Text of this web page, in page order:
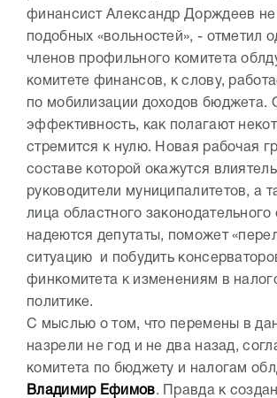
финансист Александр Дорждеев
подобных «вольностей», - отметил
членов профильного комитета
комитете финансов, к слову,
по мобилизации доходов бюджета.
эффективность, как полагают
стремится к нулю. Новая рабочая
составе которой окажутся
руководители муниципалитетов, а
лица областного законодательного
надеются депутаты, поможет
ситуацию и побудить
финкомитета к изменениям в
политике.
С мыслью о том, что перемены в
назрели не год и не два назад,
комитета по бюджету и налогам
Владимир Ефимов. Правда к